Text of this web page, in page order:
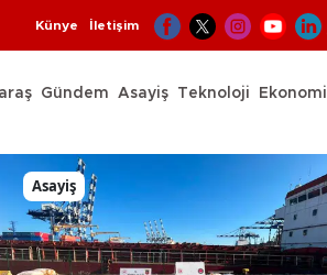
Künye İletişim
Gündem Asayiş Teknoloji Ekonomi
Asayiş